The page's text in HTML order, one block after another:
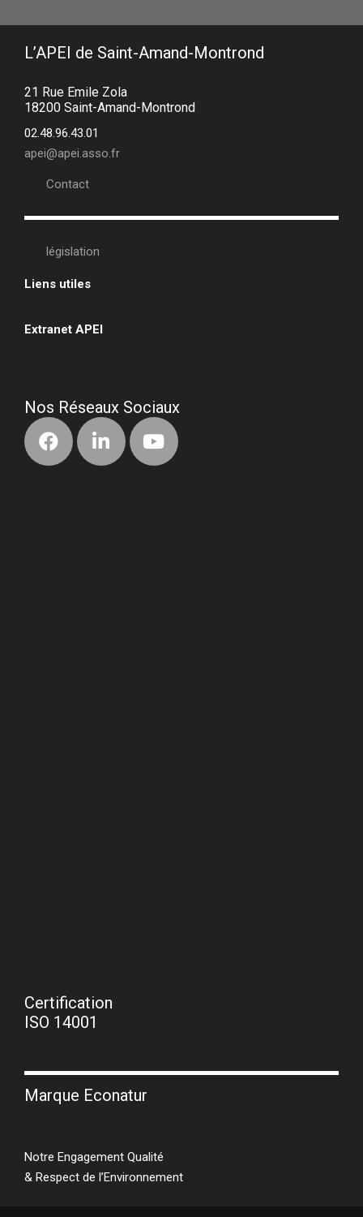
L’APEI de Saint-Amand-Montrond
21 Rue Emile Zola
18200 Saint-Amand-Montrond
02.48.96.43.01
apei@apei.asso.fr
Contact
législation
Liens utiles
Extranet APEI
Nos Réseaux Sociaux
Certification
ISO 14001
Marque Econatur
Notre Engagement Qualité
& Respect de l’Environnement